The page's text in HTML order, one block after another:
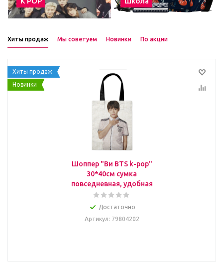
Хиты продаж Мы советуем Новинки По акции
Хиты продаж
Новинки
Шоппер "Ви BTS k-pop"
30*40см сумка
повседневная, удобная
Достаточно
Артикул: 79804202